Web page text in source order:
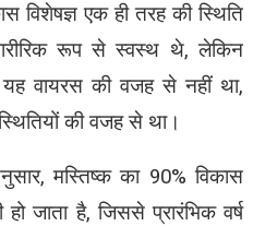
विशेषज्ञ एक ही तरह की स्थिति
रूप से स्वस्थ थे, लेकिन
वायरस की वजह से नहीं था,
की वजह से था।
मस्तिष्क का 90% विकास
जाता है, जिससे प्रारंभिक वर्ष